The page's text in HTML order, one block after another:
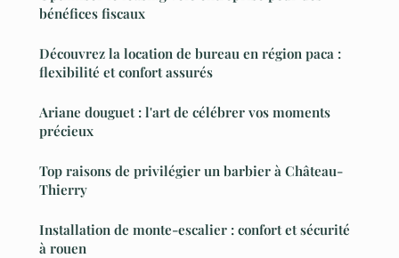
bénéfices fiscaux
Découvrez la location de bureau en région paca :
flexibilité et confort assurés
Ariane douguet : l'art de célébrer vos moments
précieux
Top raisons de privilégier un barbier à Château-
Thierry
Installation de monte-escalier : confort et sécurité
à rouen